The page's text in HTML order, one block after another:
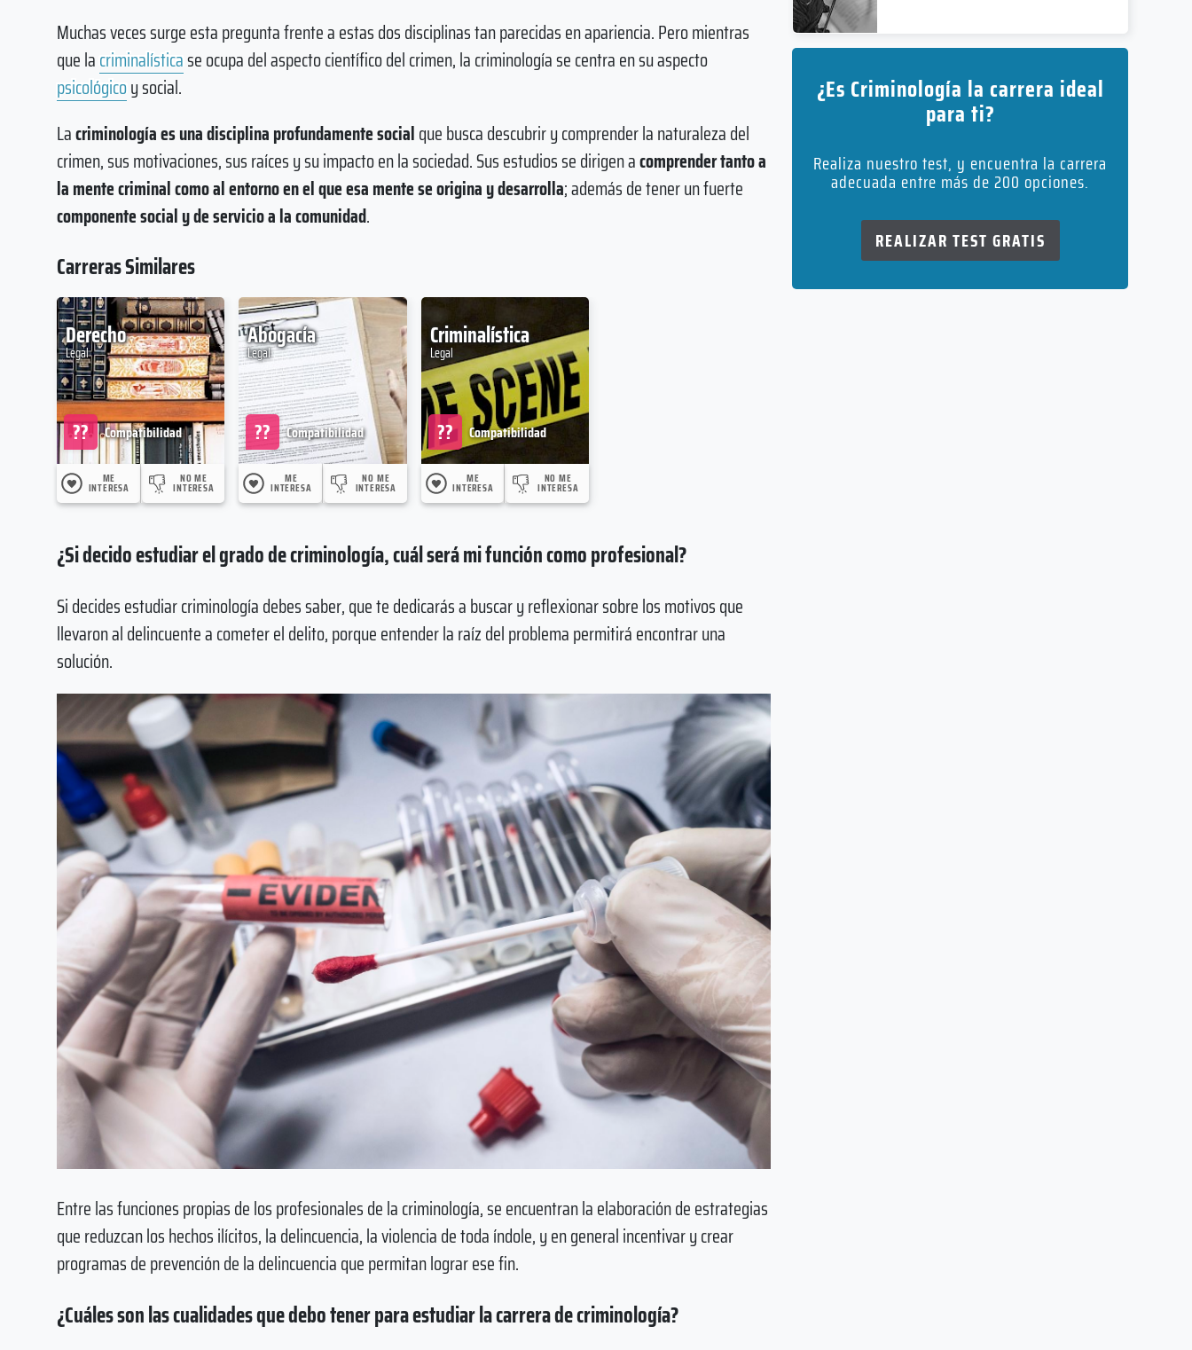
Muchas veces surge esta pregunta frente a estas dos disciplinas tan parecidas en apariencia. Pero mientras
que lacriminalísticase ocupa del aspecto científico del crimen, la criminología se centra en su aspecto
psicológicoy social.
Lacriminología es una disciplina profundamente socialque busca descubrir y comprender la naturaleza del
crimen, sus motivaciones, sus raíces y su impacto en la sociedad. Sus estudios se dirigen acomprender tanto a
la mente criminal como al entorno en el que esa mente se origina y desarrolla; además de tener un fuerte
componente social y de servicio a la comunidad.
Carreras Similares
Derecho
Legal
Compatibilidad
??
ME
INTERESA
NO ME
INTERESA
Abogacía
Legal
Compatibilidad
??
ME
INTERESA
NO ME
INTERESA
Criminalística
Legal
Compatibilidad
??
ME
INTERESA
NO ME
INTERESA
¿Si decido estudiar el grado de criminología, cuál será mi función como profesional?
Si decides estudiar criminología debes saber, que te dedicarás a buscar y reflexionar sobre los motivos que
llevaron al delincuente a cometer el delito, porque entender la raíz del problema permitirá encontrar una
solución.
Entre las funciones propias de los profesionales de la criminología, se encuentran la elaboración de estrategias
que reduzcan los hechos ilícitos, la delincuencia, la violencia de toda índole, y en general incentivar y crear
programas de prevención de la delincuencia que permitan lograr ese fin.
¿Cuáles son las cualidades que debo tener para estudiar la carrera de criminología?
¿Es Criminología la carrera ideal
para ti?
Realiza nuestro test, y encuentra la carrera
adecuada entre más de 200 opciones.
REALIZAR TEST GRATIS